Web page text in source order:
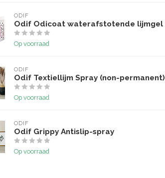
ODIF
Odif Odicoat waterafstotende lijmgel
Op voorraad
ODIF
Odif Textiellijm Spray (non-permanent)
Op voorraad
ODIF
Odif Grippy Antislip-spray
Op voorraad